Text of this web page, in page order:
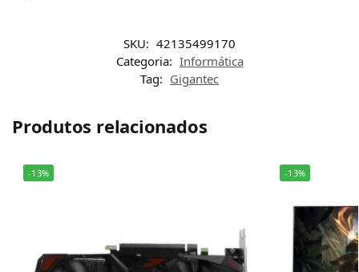
SKU: 42135499170
Categoria: Informática
Tag: Gigantec
Produtos relacionados
-13% -13%